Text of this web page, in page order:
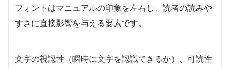
フォントはマニュアルの印象を左右し、読者の読みや
すさに直接影響を与える要素です。
文字の視認性（瞬時に文字を認識できるか）、可読性